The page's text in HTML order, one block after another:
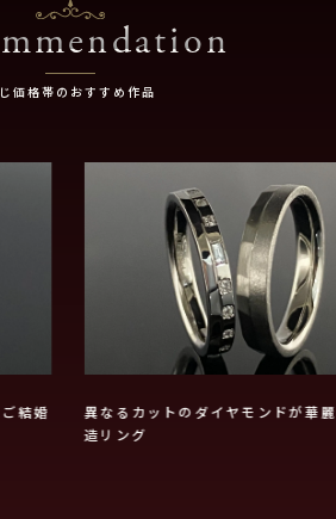
価格帯のおすすめ作品
結婚
異なるカットのダイヤモンドが華
造リング